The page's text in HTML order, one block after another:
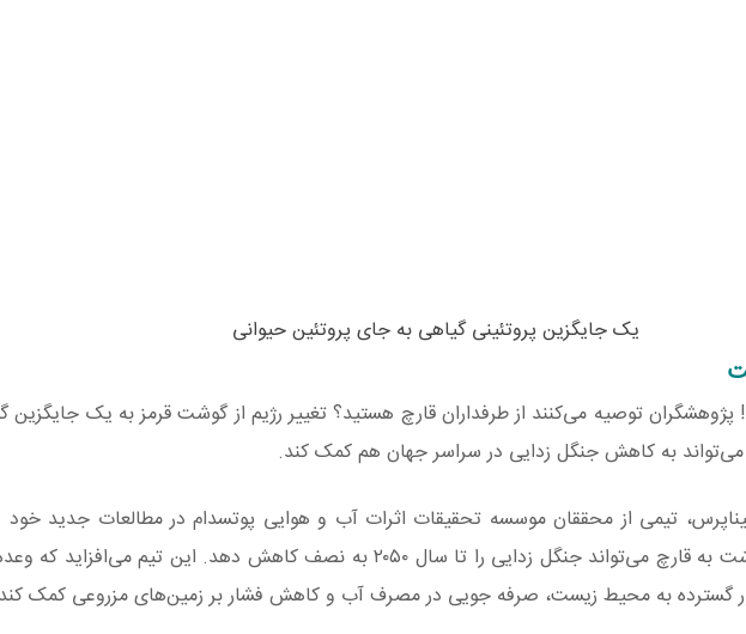
یک جایگزین پروتئینی گیاهی به جای پروتئین حیوانی
توصیه می‌کنند از طرفداران قارچ هستید؟ تغییر رژیم از گوشت قرمز به یک
می‌تواند به کاهش جنگل زدایی در سراسر جهان هم کمک کند.
تیمی از محققان موسسه تحقیقات اثرات آب و هوایی پوتسدام در مطالعات جدید خود
تغییر یک وعدهِ غذایی از گوشت به قارچ می‌تواند جنگل ‌زدایی را تا سال ۲۰۵۰ به نصف کاهش دهد. این تیم
گسترده به محیط زیست، صرفه جویی در مصرف آب و کاهش فشار بر زمین‌های مزروعی کمک